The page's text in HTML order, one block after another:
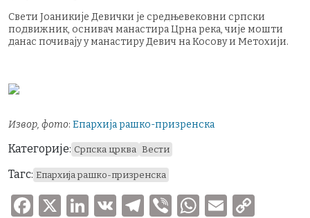
Свети Јоаникије Девички је средњевековни српски
подвижник, оснивач манастира Црна река, чије мошти
данас почивају у манастиру Девич на Косову и Метохији.
Извор, фото: Епархија рашко-призренска
Категорије: Српска црква Вести
Тагс: Епархија рашко-призренска
F
X
Li V
T
V
W E